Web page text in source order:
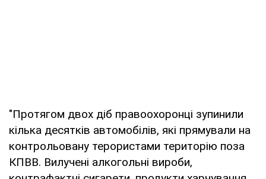
"Протягом двох діб правоохоронці зупинили
кілька десятків автомобілів, які прямували на
контрольовану терористами територію поза
КПВВ. Вилучені алкогольні вироби,